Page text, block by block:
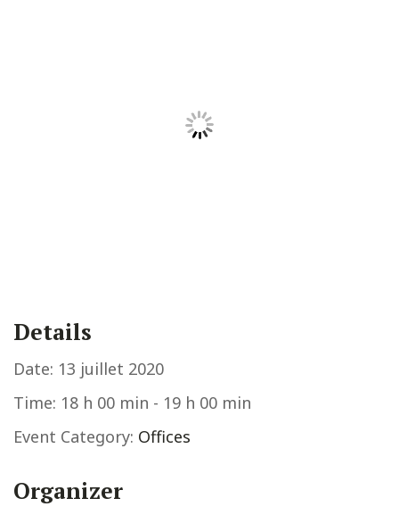
Details
Date: 13 juillet 2020
Time: 18 h 00 min - 19 h 00 min
Event Category: Offices
Organizer